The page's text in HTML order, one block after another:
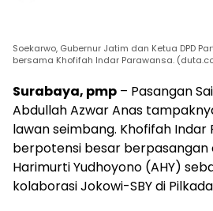
Soekarwo, Gubernur Jatim dan Ketua DPD
bersama Khofifah Indar Parawansa.
Surabaya, pmp – Pasangan
Abdullah Azwar Anas
lawan seimbang. Khofifah Indar
berpotensi besar berpasangan
Harimurti Yudhoyono (AHY)
kolaborasi Jokowi-SBY di